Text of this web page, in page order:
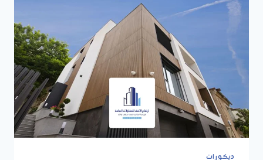
0549908153
ديكورات
بديل
الخشب
للابواب
الجبيل
ديكورات